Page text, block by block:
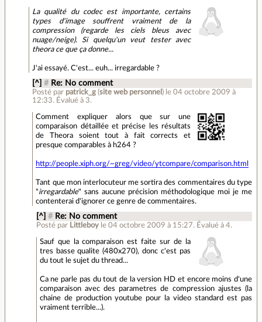
La qualité du codec est importante, certains
types d'image souffrent vraiment de la
compression (regarde les ciels bleus avec
nuage/neige). Si quelqu'un veut tester avec
theora ce que ça donne...
J'ai essayé. C'est... euh... irregardable ?
[^] # Re: No comment
Posté par patrick_g (site web personnel ) le 04 octobre 2009 à
12:33. Évalué à 3.
Comment expliquer alors que sur une
comparaison détaillée et précise les résultats
de Theora soient tout à fait corrects et
presque comparables à h264 ?
http://people.xiph.org/~greg/video/ytcompare/comparison.html
Tant que mon interlocuteur me sortira des commentaires du type
"irregardable" sansaucune précision méthodologique moi je me
contenterai d'ignorer ce genre de commentaires.
[^] # Re: No comment
Posté par Littleboy le 04 octobre 2009 à 15:27. Évalué à 4.
Sauf que la comparaison est faite sur de la
tres basse qualite (480x270), donc c'est pas
du tout le sujet du thread...
Ca ne parle pas du tout de la version HD et encore moins d'une
comparaison avec des parametres de compression ajustes (la
chaine de production youtube pour la video standard est pas
vraiment terrible...).